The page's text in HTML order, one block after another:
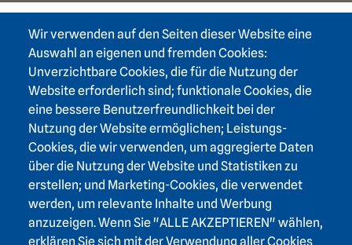
Wir verwenden auf den Seiten dieser Website eine
Auswahl an eigenen und fremden Cookies:
Unverzichtbare Cookies, die für die Nutzung der
Website erforderlich sind; funktionale Cookies, die
eine bessere Benutzerfreundlichkeit bei der
Nutzung der Website ermöglichen; Leistungs-
Cookies, die wir verwenden, um aggregierte Daten
über die Nutzung der Website und Statistiken zu
erstellen; und Marketing-Cookies, die verwendet
werden, um relevante Inhalte und Werbung
anzuzeigen. Wenn Sie "ALLE AKZEPTIEREN" wählen,
erklären Sie sich mit der Verwendung aller Cookies
Footer area one
Footer area three
Heidelberger Akademie der Wissenschaften
Karlstraße 4
69117 Heidelberg
+49 6221 / 54 32 65
hadw@hadw-bw.de